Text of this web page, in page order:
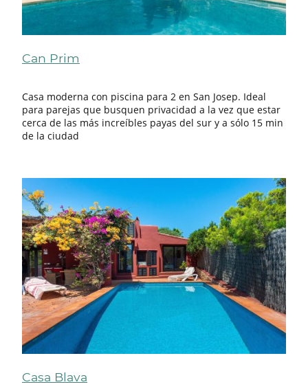
Can Prim
Casa moderna con piscina para 2 en San Josep. Ideal
para parejas que busquen privacidad a la vez que estar
cerca de las más increíbles payas del sur y a sólo 15 min
de la ciudad
Casa Blava